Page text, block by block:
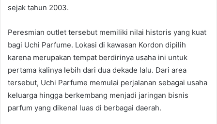
sejak tahun 2003.
Peresmian outlet tersebut memiliki nilai historis yang kuat
bagi Uchi Parfume. Lokasi di kawasan Kordon dipilih
karena merupakan tempat berdirinya usaha ini untuk
pertama kalinya lebih dari dua dekade lalu. Dari area
tersebut, Uchi Parfume memulai perjalanan sebagai usaha
keluarga hingga berkembang menjadi jaringan bisnis
parfum yang dikenal luas di berbagai daerah.